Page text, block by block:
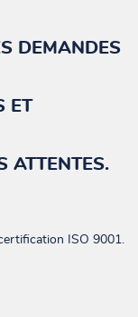
DEMANDES
ET
ATTENTES.
ISO 9001.